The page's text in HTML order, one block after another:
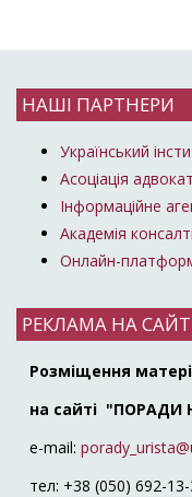
НАШІ ПАРТНЕРИ
Український
Асоціація
Інформаційне
Академія
Онлайн-
РЕКЛАМА НА
Розміщення
на сайті "ПОРАДИ
e-mail:
тел: +38 (050) 692-